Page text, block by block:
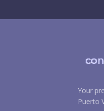
Your
Puerto